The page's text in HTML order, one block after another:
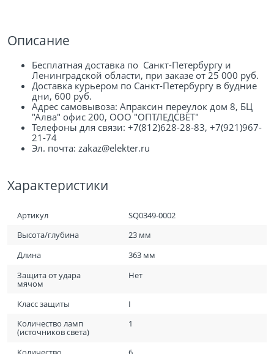
Описание
Бесплатная доставка по Санкт-Петербургу и
Ленинградской области, при заказе от 25 000 руб.
Доставка курьером по Санкт-Петербургу в будние
дни, 600 руб.
Адрес самовывоза: Апраксин переулок дом 8, БЦ
"Алва" офис 200, ООО "ОПТЛЕДСВЕТ"
Телефоны для связи: +7(812)628-28-83, +7(921)967-
21-74
Эл. почта: zakaz@elekter.ru
Характеристики
Артикул
SQ0349-0002
Высота/глубина
23 мм
Длина
363 мм
Защита от удара
мячом
Нет
Класс защиты
I
Количество ламп
(источников света)
1